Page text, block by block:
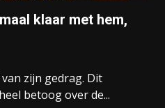
klaar met hem,
van zijn gedrag. Dit
betoog over de...